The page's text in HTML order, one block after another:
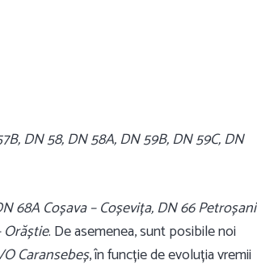
DN 58, DN 58A, DN 59B, DN 59C, DN
68A Coșava – Coșevița, DN 66 Petroșani
Orăștie. De asemenea, sunt posibile noi
Caransebeș, în funcție de evoluția vremii